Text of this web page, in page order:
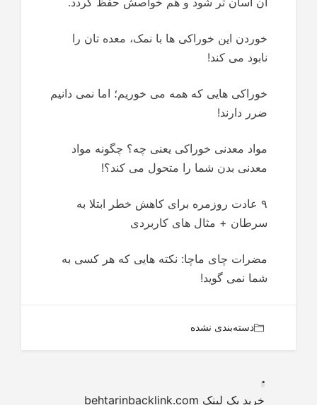
خوردن این خوراکی ها با نمک، معده تان را
نابود می کند!
خوراکی هایی که همه می خوریم؛ اما نمی دانیم
ضرر دارند!
مواد معدنی خوراکی یعنی چه؟ چگونه مواد
معدنی بدن شما را متحول می کند؟!
۹ عادت روزمره برای کاهش خطر ابتلا به
سرطان + مثال های کاربردی
مضرات چای ماچا: نکته هایی که هر کسی به
شما نمی گوید!
دسته‌بندی نشده
.
خرید بک لینک behtarinbacklink.com